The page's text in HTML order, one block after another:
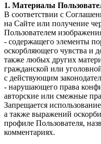
1. Материалы
В соответствии с
на Сайте или получение
Пользователем
- содержащего элементы
оскорбляющего чувства и
также любых других
гражданской или
с действующим
- нарушающего права
авторские или смежные
Запрещается
а также выражений
профиле Пользователя,
комментариях.